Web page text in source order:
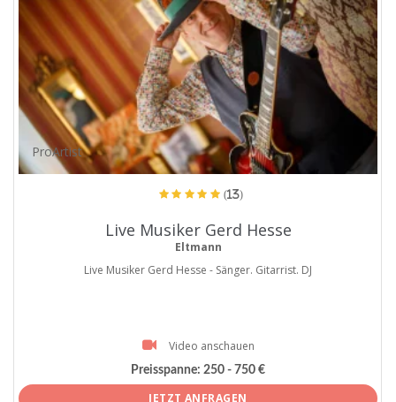
ProArtist
(13)
Live Musiker Gerd Hesse
Eltmann
Live Musiker Gerd Hesse - Sänger. Gitarrist. DJ
Video anschauen
Preisspanne: 250 - 750 €
JETZT ANFRAGEN